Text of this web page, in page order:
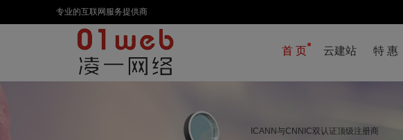
专业的互联网服务提供商
首 页 云建站 特 惠
ICANN与CNNIC双认证顶级注册商